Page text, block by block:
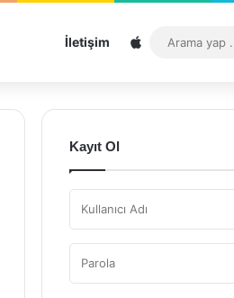
İletişim Sitemap
Kayıt Ol